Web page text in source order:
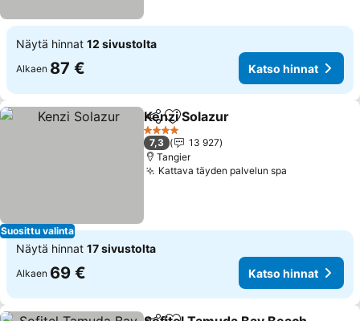
Näytä hinnat 12 sivustolta
Alkaen 87 € Katso hinnat
Suosittu valinta
Jaa Lisää suosikkeihin
Kenzi Solazur
4 Tähtiluokitus
7,3
13 927
Tangier
Kattava täyden palvelun spa
Näytä hinnat 17 sivustolta
Alkaen 69 € Katso hinnat